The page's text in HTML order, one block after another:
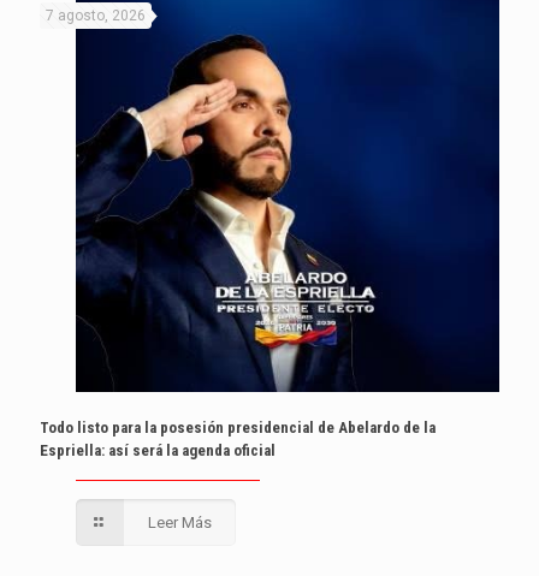
7 agosto, 2026
Todo listo para la posesión presidencial de Abelardo de la
Espriella: así será la agenda oficial
Leer Más